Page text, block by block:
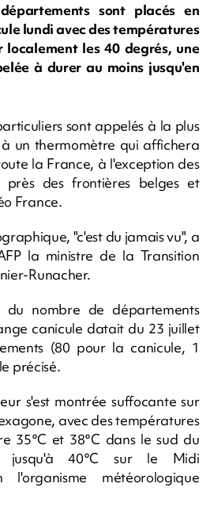
sont placés en
lundi avec des températures
les 40 degrés, une
à durer au moins jusqu'en
sont appelés à la plus
un thermomètre qui affichera
la France, à l'exception des
des frontières belges et
France.
"c'est du jamais vu", a
la ministre de la Transition
Runacher.
nombre de départements
canicule datait du 23 juillet
(80 pour la canicule, 1
précisé.
s'est montrée suffocante sur
avec des températures
35°C et 38°C dans le sud du
jusqu'à 40°C sur le Midi
l'organisme météorologique